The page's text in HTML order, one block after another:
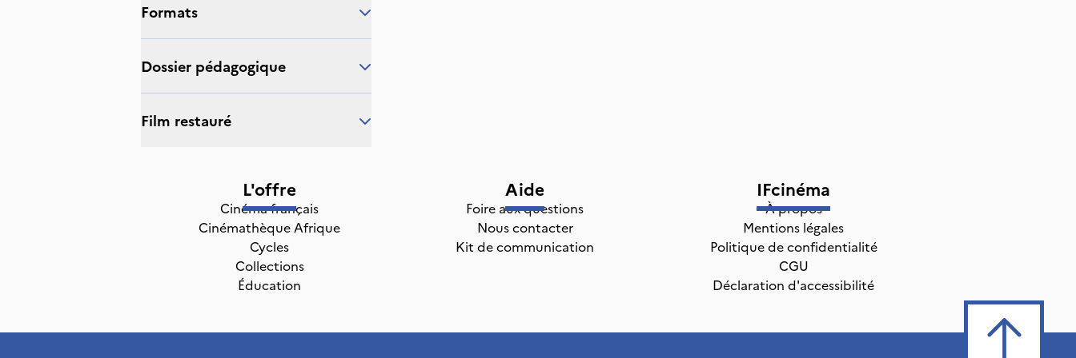
Formats
Dossier pédagogique
Film restauré
L'offre
Cinéma français
Cinémathèque Afrique
Cycles
Collections
Éducation
Aide
Foire aux questions
Nous contacter
Kit de communication
IFcinéma
À propos
Mentions légales
Politique de confidentialité
CGU
Déclaration d'accessibilité